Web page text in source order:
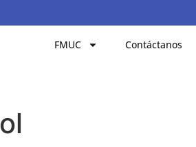
FMUC Contáctanos